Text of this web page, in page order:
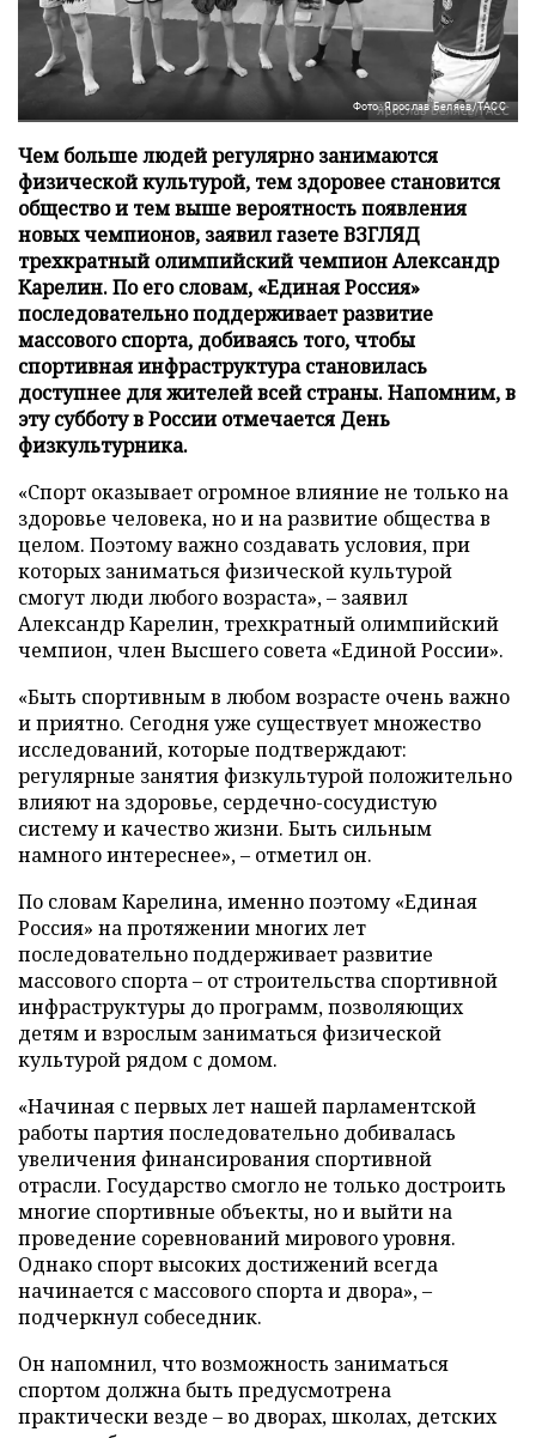
Фото: Ярослав Беляев/ТАСС
Чем больше людей регулярно занимаются
физической культурой, тем здоровее становится
общество и тем выше вероятность появления
новых чемпионов, заявил газете ВЗГЛЯД
трехкратный олимпийский чемпион Александр
Карелин. По его словам, «Единая Россия»
последовательно поддерживает развитие
массового спорта, добиваясь того, чтобы
спортивная инфраструктура становилась
доступнее для жителей всей страны. Напомним, в
эту субботу в России отмечается День
физкультурника.
«Спорт оказывает огромное влияние не только на
здоровье человека, но и на развитие общества в
целом. Поэтому важно создавать условия, при
которых заниматься физической культурой
смогут люди любого возраста», – заявил
Александр Карелин, трехкратный олимпийский
чемпион, член Высшего совета «Единой России».
«Быть спортивным в любом возрасте очень важно
и приятно. Сегодня уже существует множество
исследований, которые подтверждают:
регулярные занятия физкультурой положительно
влияют на здоровье, сердечно-сосудистую
систему и качество жизни. Быть сильным
намного интереснее», – отметил он.
По словам Карелина, именно поэтому «Единая
Россия» на протяжении многих лет
последовательно поддерживает развитие
массового спорта – от строительства спортивной
инфраструктуры до программ, позволяющих
детям и взрослым заниматься физической
культурой рядом с домом.
«Начиная с первых лет нашей парламентской
работы партия последовательно добивалась
увеличения финансирования спортивной
отрасли. Государство смогло не только достроить
многие спортивные объекты, но и выйти на
проведение соревнований мирового уровня.
Однако спорт высоких достижений всегда
начинается с массового спорта и двора», –
подчеркнул собеседник.
Он напомнил, что возможность заниматься
спортом должна быть предусмотрена
практически везде – во дворах, школах, детских